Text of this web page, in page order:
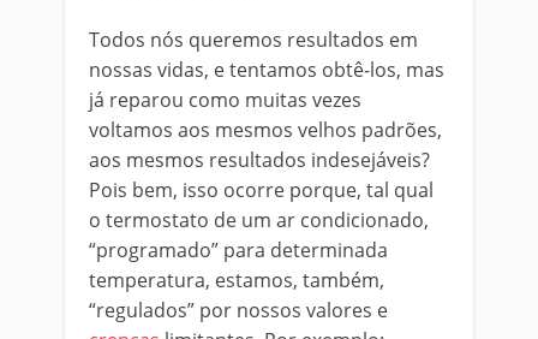
Todos nós queremos resultados em
nossas vidas, e tentamos obtê-los, mas
já reparou como muitas vezes
voltamos aos mesmos velhos padrões,
aos mesmos resultados indesejáveis?
Pois bem, isso ocorre porque, tal qual
o termostato de um ar condicionado,
“programado” para determinada
temperatura, estamos, também,
“regulados” por nossos valores e